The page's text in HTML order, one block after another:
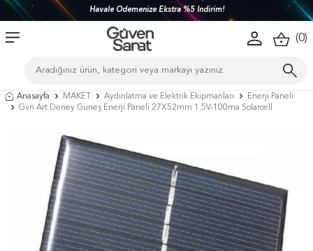
Havale Ödemenize Ekstra %5 İndirim!
(0)
Anasayfa MAKET Aydınlatma ve Elektrik Ekipmanları
Enerji Paneli
Gvn Art Deney Güneş Enerji Paneli 27X52mm 1.5V-100ma Solarcell